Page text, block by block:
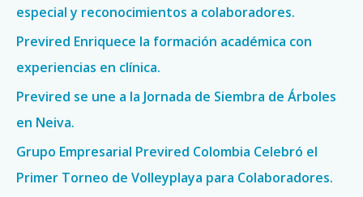
r
p
o
r
especial y reconocimientos a colaboradores.
Previred Enriquece la formación académica con
experiencias en clínica.
Previred se une a la Jornada de Siembra de Árboles
en Neiva.
Grupo Empresarial Previred Colombia Celebró el
Primer Torneo de Volleyplaya para Colaboradores.